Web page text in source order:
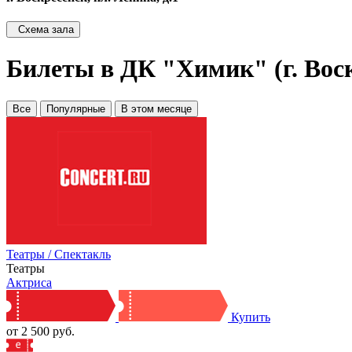
Схема зала
Билеты в ДК "Химик" (г.
Все Популярные В этом месяце
Театры / Спектакль
Театры
Актриса
Купить
от 2 500 руб.